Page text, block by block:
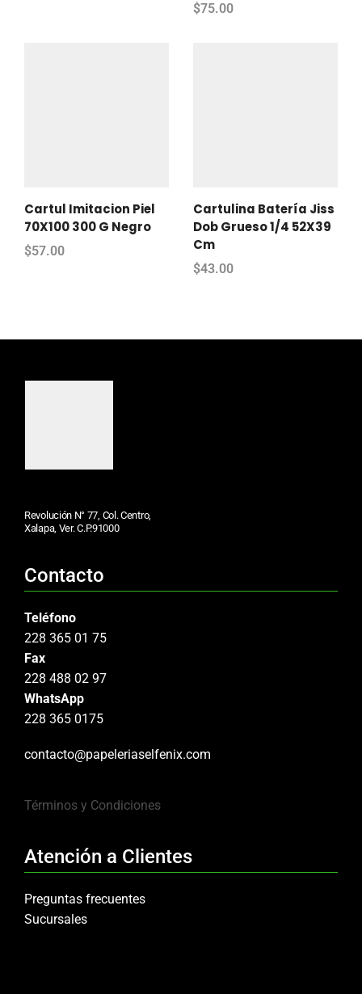
$75.00
Cartul Imitacion Piel
70X100 300 G Negro
$57.00
Cartulina Batería Jiss
Dob Grueso 1/4 52X39
Cm
$43.00
Revolución N° 77, Col. Centro,
Xalapa, Ver. C.P.91000
Contacto
Teléfono
228 365 01 75
Fax
228 488 02 97
WhatsApp
228 365 0175
contacto@papeleriaselfenix.com
Términos y Condiciones
Atención a Clientes
Preguntas frecuentes
Sucursales